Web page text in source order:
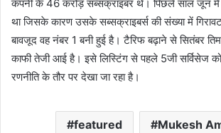
कंपनी के 46 करोड़ सब्सक्राइबर थे। पिछले साल जून में
था जिसके कारण उसके सब्सक्राइबर्स की संख्या में
बावजूद वह नंबर 1 बनी हुई है। टैरिफ बढ़ाने से सितंबर
काफी तेजी आई है। इसे लिस्टिंग से पहले 5जी सर्विसेज
रणनीति के तौर पर देखा जा रहा है।
featured Mukesh